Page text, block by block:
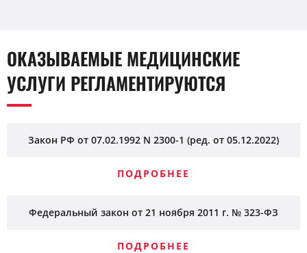
ОКАЗЫВАЕМЫЕ МЕДИЦИНСКИЕ
УСЛУГИ РЕГЛАМЕНТИРУЮТСЯ
Закон РФ от 07.02.1992 N 2300-1 (ред. от 05.12.2022)
ПОДРОБНЕЕ
Федеральный закон от 21 ноября 2011 г. № 323-ФЗ
ПОДРОБНЕЕ